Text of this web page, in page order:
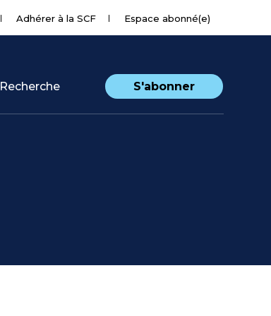
Adhérer à la SCF Espace abonné(e)
Recherche S'abonner